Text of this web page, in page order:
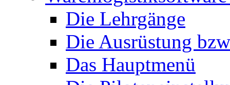
Die Lehrgänge
Die Ausrüstung
Das Hauptmenü